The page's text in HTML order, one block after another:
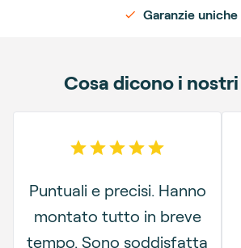
Garanzie uniche
Cosa dicono i
5 out of 5 stars
Puntuali e precisi. Hanno
montato tutto in breve
tempo. Sono soddisfatta